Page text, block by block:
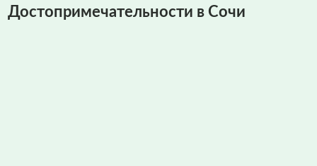
Достопримечательности в Сочи